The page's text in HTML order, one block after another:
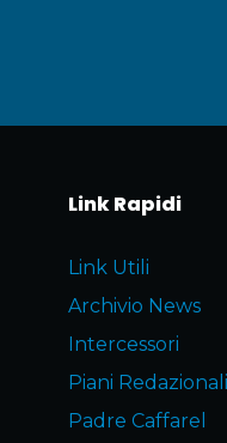
Link Rapidi
Link Utili
Archivio News
Intercessori
Piani Redazionali
Padre Caffarel